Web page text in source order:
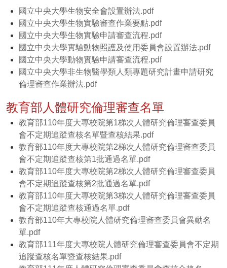
國立中央大學生物安全會設置辦法.pdf
國立中央大學生物實驗審查作業要點.pdf
國立中央大學生物實驗申請審查流程.pdf
國立中央大學實驗動物照護及使用委員會設置辦法.pdf
國立中央大學動物實驗申請審查流程.pdf
國立中央大學非生物醫學類人類專題研究計畫申請研究
倫理審查作業辦法.pdf
教育部人體研究倫理審查名單
教育部110年度大專校院第1梯次人體研究倫理審查委員
會不定期追蹤查核名單暨查核結果.pdf
教育部110年度大專校院第2梯次人體研究倫理審查委員
會不定期追蹤查核第1批通過名單.pdf
教育部110年度大專校院第2梯次人體研究倫理審查委員
會不定期追蹤查核第2批通過名單.pdf
教育部110年度大專校院第3梯次人體研究倫理審查委員
會不定期追蹤查核通過名單.pdf
教育部110年大專校院人體研究倫理審查委員會異動名
單.pdf
教育部111年度大專校院人體研究倫理審查委員會不定期
追蹤查核名單暨查核結果.pdf